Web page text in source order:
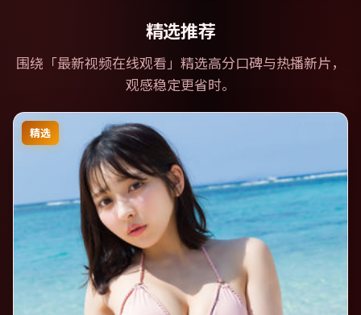
精选推荐
围绕「最新视频在线观看 」精选高分口碑与热播新片，
观感稳定更省时。
精选